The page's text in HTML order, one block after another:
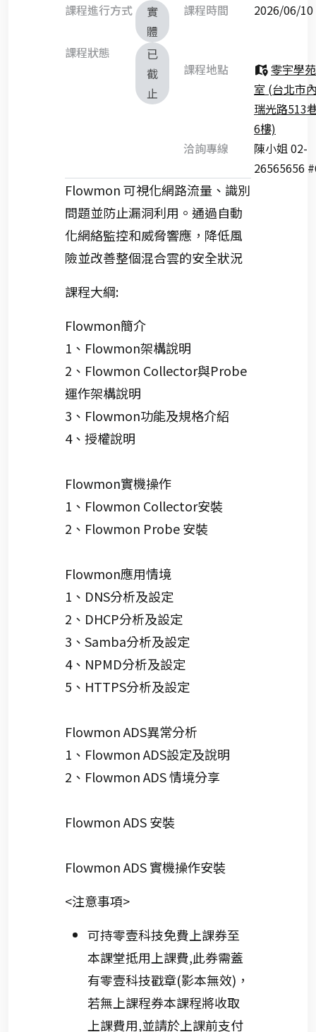
課程進行方式
實
體
課程狀態
已
截
止
課程時間 2026/06/10
課程地點
零宇學
室 (台北市
瑞光路513
6樓)
洽詢專線
陳小姐 02-
26565656
Flowmon可視化網路流量、識別
問題並防止漏洞利用。通過自動
化網絡監控和威脅響應，降低風
險並改善整個混合雲的安全狀況
課程大綱:
Flowmon簡介
1、Flowmon架構說明
2、Flowmon Collector與Probe
運作架構說明
3、Flowmon功能及規格介紹
4、授權說明
Flowmon實機操作
1、Flowmon Collector安裝
2、Flowmon Probe 安裝
Flowmon應用情境
1、DNS分析及設定
2、DHCP分析及設定
3、Samba分析及設定
4、NPMD分析及設定
5、HTTPS分析及設定
Flowmon ADS異常分析
1、Flowmon ADS設定及說明
2、Flowmon ADS 情境分享
Flowmon ADS 安裝
Flowmon ADS 實機操作安裝
<注意事項>
可持零壹科技免費上課券至
本課堂抵用上課費,此券需蓋
有零壹科技戳章(影本無效)，
若無上課程券本課程將收取
上課費用,並請於上課前支付